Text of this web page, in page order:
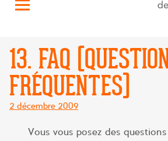
13. FAQ
FRÉQUENTES)
Posté
2 décembre 2009
Vous vous posez des